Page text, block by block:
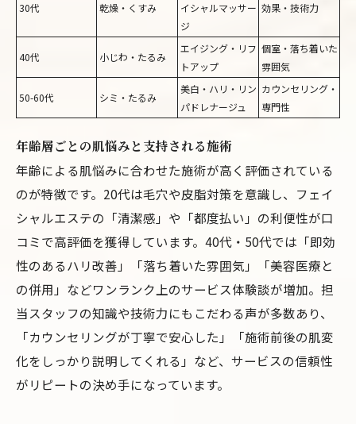
30代 乾燥・くすみ
イシャルマッサー
ジ
効果・技術力
40代 小じわ・たるみ
エイジング・リフ
トアップ
個室・落ち着いた
雰囲気
50-60代 シミ・たるみ
美白・ハリ・リン
パドレナージュ
カウンセリング・
専門性
年齢層ごとの肌悩みと支持される施術
年齢による肌悩みに合わせた施術が高く評価されている
のが特徴です。20代は毛穴や皮脂対策を意識し、フェイ
シャルエステの「清潔感」や「都度払い」の利便性が口
コミで高評価を獲得しています。40代・50代では「即効
性のあるハリ改善」「落ち着いた雰囲気」「美容医療と
の併用」などワンランク上のサービス体験談が増加。担
当スタッフの知識や技術力にもこだわる声が多数あり、
「カウンセリングが丁寧で安心した」「施術前後の肌変
化をしっかり説明してくれる」など、サービスの信頼性
がリピートの決め手になっています。